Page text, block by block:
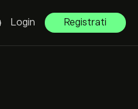
Login Registrati